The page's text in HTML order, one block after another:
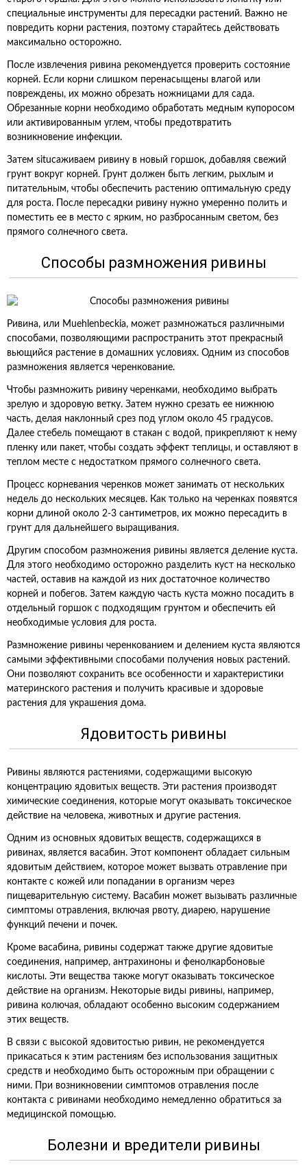
специальные инструменты для пересадки растений. Важно не
повредить корни растения, поэтому старайтесь действовать
максимально осторожно.
После извлечения ривина рекомендуется проверить состояние
корней. Если корни слишком перенасыщены влагой или
повреждены, их можно обрезать ножницами для сада.
Обрезанные корни необходимо обработать медным купоросом
или активированным углем, чтобы предотвратить
возникновение инфекции.
Затем situсаживаем ривину в новый горшок, добавляя свежий
грунт вокруг корней. Грунт должен быть легким, рыхлым и
питательным, чтобы обеспечить растению оптимальную среду
для роста. После пересадки ривину нужно умеренно полить и
поместить ее в место с ярким, но разбросанным светом, без
прямого солнечного света.
Способы размножения ривины
Ривина, или Muehlenbeckia, может размножаться различными
способами, позволяющими распространить этот прекрасный
вьющийся растение в домашних условиях. Одним из способов
размножения является черенкование.
Чтобы размножить ривину черенками, необходимо выбрать
зрелую и здоровую ветку. Затем нужно срезать ее нижнюю
часть, делая наклонный срез под углом около 45 градусов.
Далее стебель помещают в стакан с водой, прикрепляют к нему
пленку или пакет, чтобы создать эффект теплицы, и оставляют в
теплом месте с недостатком прямого солнечного света.
Процесс корневания черенков может занимать от нескольких
недель до нескольких месяцев. Как только на черенках появятся
корни длиной около 2-3 сантиметров, их можно пересадить в
грунт для дальнейшего выращивания.
Другим способом размножения ривины является деление куста.
Для этого необходимо осторожно разделить куст на несколько
частей, оставив на каждой из них достаточное количество
корней и побегов. Затем каждую часть куста можно посадить в
отдельный горшок с подходящим грунтом и обеспечить ей
необходимые условия для роста.
Размножение ривины черенкованием и делением куста являются
самыми эффективными способами получения новых растений.
Они позволяют сохранить все особенности и характеристики
материнского растения и получить красивые и здоровые
растения для украшения дома.
Ядовитость ривины
Ривины являются растениями, содержащими высокую
концентрацию ядовитых веществ. Эти растения производят
химические соединения, которые могут оказывать токсическое
действие на человека, животных и другие растения.
Одним из основных ядовитых веществ, содержащихся в
ривинах, является васабин. Этот компонент обладает сильным
ядовитым действием, которое может вызвать отравление при
контакте с кожей или попадании в организм через
пищеварительную систему. Васабин может вызывать различные
симптомы отравления, включая рвоту, диарею, нарушение
функций печени и почек.
Кроме васабина, ривины содержат также другие ядовитые
соединения, например, антрахиноны и фенолкарбоновые
кислоты. Эти вещества также могут оказывать токсическое
действие на организм. Некоторые виды ривины, например,
ривина колючая, обладают особенно высоким содержанием
этих веществ.
В связи с высокой ядовитостью ривин, не рекомендуется
прикасаться к этим растениям без использования защитных
средств и необходимо быть осторожным при обращении с
ними. При возникновении симптомов отравления после
контакта с ривинами необходимо немедленно обратиться за
медицинской помощью.
Болезни и вредители ривины